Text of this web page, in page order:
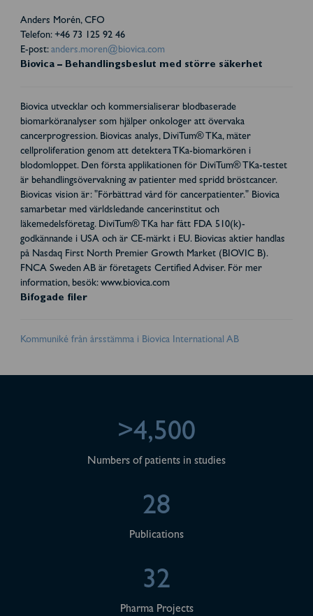
Anders Morén, CFO
Telefon: +46 73 125 92 46
E-post: anders.moren@biovica.com
Biovica – Behandlingsbeslut med större säkerhet
Biovica utvecklar och kommersialiserar blodbaserade
biomarköranalyser som hjälper onkologer att övervaka
cancerprogression. Biovicas analys, DiviTum® TKa, mäter
cellproliferation genom att detektera TKa-biomarkören i
blodomloppet. Den första applikationen för DiviTum® TKa-testet
är behandlingsövervakning av patienter med spridd bröstcancer.
Biovicas vision är: "Förbättrad vård för cancerpatienter." Biovica
samarbetar med världsledande cancerinstitut och
läkemedelsföretag. DiviTum® TKa har fått FDA 510(k)-
godkännande i USA och är CE-märkt i EU. Biovicas aktier handlas
på Nasdaq First North Premier Growth Market (BIOVIC B).
FNCA Sweden AB är företagets Certified Adviser. För mer
information, besök: www.biovica.com
Bifogade filer
Kommuniké från årsstämma i Biovica International AB
>4,500
Numbers of patients in studies
28
Publications
32
Pharma Projects